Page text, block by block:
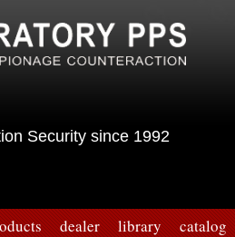
Security since 1992
dealer library catalog